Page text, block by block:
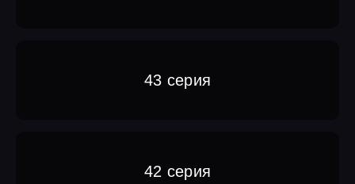
43 серия
42 серия